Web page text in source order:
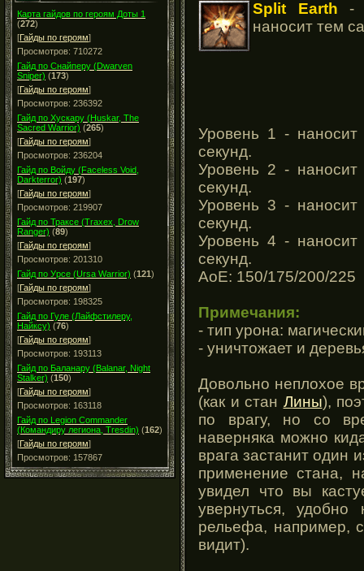
Карта гайдов по героям Доты 1
(272)
[Гайды по героям]
Просмотров: 710272
Гайд по Снайперу (Dwarven
Sniper) (173)
[Гайды по героям]
Просмотров: 236392
Гайд по Хускару (Huskar, The
Sacred Warrior) (265)
[Гайды по героям]
Просмотров: 236204
Гайд по Войду (Faceless Void,
Darkterror) (197)
[Гайды по героям]
Просмотров: 219907
Гайд по Траксе (Traxex, Drow
Ranger) (89)
[Гайды по героям]
Просмотров: 201310
Гайд по Урсе (Ursa Warrior) (121)
[Гайды по героям]
Просмотров: 198325
Гайд по Гуле (Лайфстилеру,
Найксу) (76)
[Гайды по героям]
Просмотров: 193113
Гайд по Баланару (Balanar, Night
Stalker) (150)
[Гайды по героям]
Просмотров: 163118
Гайд по Legion Commander
(Командиру легиона, Tresdin) (162)
[Гайды по героям]
Просмотров: 157867
Split Earth -
наносит тем
Уровень 1 -
секунд.
Уровень 2 -
секунд.
Уровень 3 -
секунд.
Уровень 4 -
секунд.
АоЕ: 150/175/200/225
Примечания:
- тип урона:
- уничтожает и
Довольно неплохое
(как и стан Лины),
по врагу, но со
наверняка можно
врага застанит один
применение стана,
увидел что вы
увернуться, удобно
рельефа, например,
видит).